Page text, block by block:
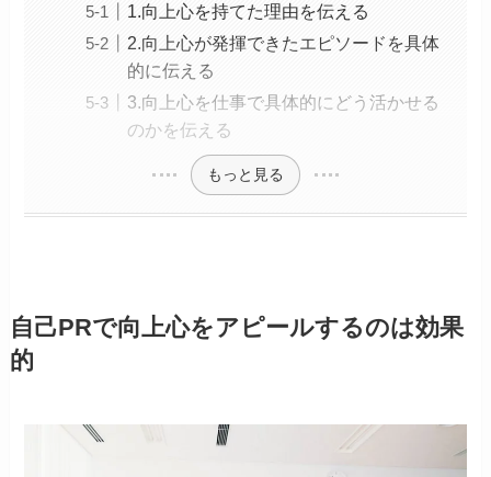
1.向上心を持てた理由を伝える
2.向上心が発揮できたエピソードを具体
的に伝える
3.向上心を仕事で具体的にどう活かせる
のかを伝える
もっと見る
自己PRで向上心をアピールするのは効果
的